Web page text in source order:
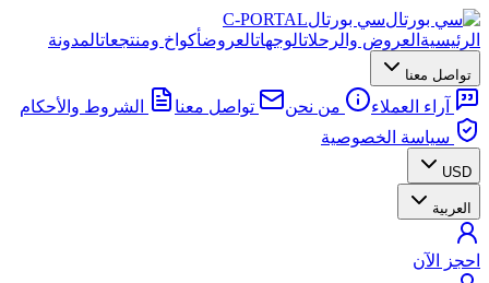
سي بورتالC-PORTAL
الرئيسية العروض والرحلاتالوجهاتالعروضأكواخ ومنتجعاتالمدونة
تواصل معنا
آراء العملاء من نحن تواصل معنا
الشروط والأحكام
سياسة الخصوصية
USD
العربية
احجز الآن